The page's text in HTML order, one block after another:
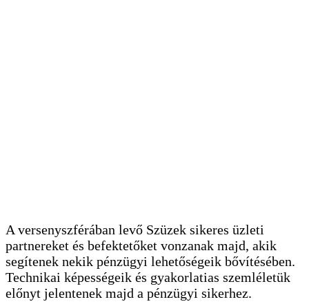
A versenyszférában levő Szüzek sikeres üzleti
partnereket és befektetőket vonzanak majd, akik
segítenek nekik pénzügyi lehetőségeik bővítésében.
Technikai képességeik és gyakorlatias szemléletük
előnyt jelentenek majd a pénzügyi sikerhez.